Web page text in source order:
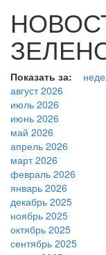
Показать за:
август 2026
июль 2026
июнь 2026
май 2026
апрель 2026
март 2026
февраль 2026
январь 2026
декабрь 2025
ноябрь 2025
октябрь 2025
сентябрь 2025